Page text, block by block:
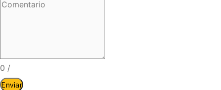
0 /
Enviar